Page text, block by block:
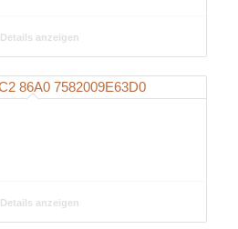
Details anzeigen
Details anzeigen